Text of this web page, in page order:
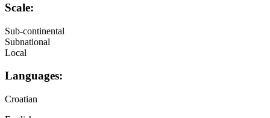
Scale:
Sub-continental
Subnational
Local
Languages:
Croatian